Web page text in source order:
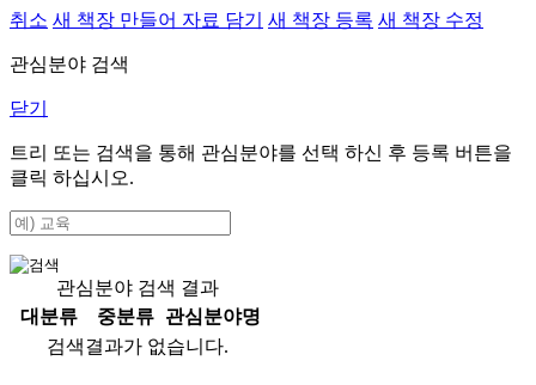
취소 새 책장 만들어 자료 담기 새 책장 등록 새 책장 수정
관심분야 검색
닫기
트리 또는 검색을 통해 관심분야를 선택 하신 후 등록 버튼을
클릭 하십시오.
관심분야 검색 결과
대분류
중분류
관심분야명
검색결과가 없습니다.